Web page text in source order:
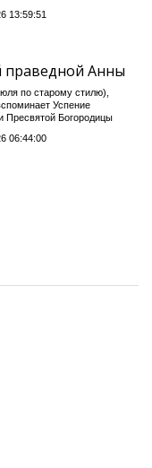
13:59:51
праведной Анны
по старому стилю),
Успение
Пресвятой Богородицы
06:44:00